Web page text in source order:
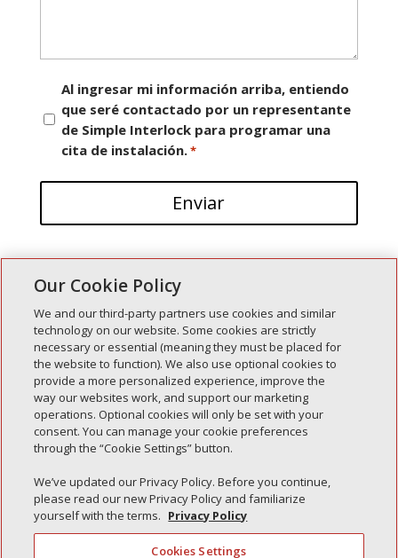
Consentimiento
Al ingresar mi información arriba, entiendo
que seré contactado por un representante
de Simple Interlock para programar una
cita de instalación.*
Entradas recientes
Simple Interlock de Walla Walla
Enclavamiento simple de Morton
Simple Interlock de Carol Stream
Simple Interlock de Waukegan
Simple Interlock de Texarkana
Our Cookie Policy
We and our third-party partners use cookies and similar
technology on our website. Some cookies are strictly
necessary or essential (meaning they must be placed for
the website to function). We also use optional cookies to
provide a more personalized experience, improve the
way our websites work, and support our marketing
operations. Optional cookies will only be set with your
consent. You can manage your cookie preferences
through the “Cookie Settings” button.
We’ve updated our Privacy Policy. Before you continue,
please read our new Privacy Policy and familiarize
yourself with the terms. Privacy Policy
Cookies Settings